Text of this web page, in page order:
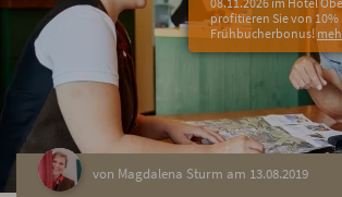
profitieren Sie von 10%
Frühbucherbonus!
BUCHEN
von Magdalena Sturm am 13.08.2019